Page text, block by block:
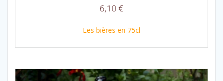
6,10 €
Les bières en 75cl